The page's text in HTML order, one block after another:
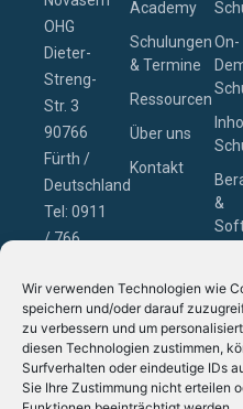
Wir verwenden Technologien wie
speichern und/oder darauf
zu verbessern und um
diesen Technologien zustimmen,
Surfverhalten oder eindeutige IDs
Sie Ihre Zustimmung nicht erteilen
OHG
Dieter-
Streng-
Str. 3
90766
Fürth /
Deutschland
Tel: 0911
/ 766
Email:
schulung@novasem.de
Academy
Schulungen
& Termine
Ressourcen
Über uns
Kontakt
On-
&